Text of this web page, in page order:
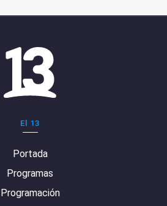
El 13
Portada
Programas
Programación